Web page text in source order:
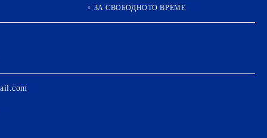
ЗА СВОБОДНОТО ВРЕМЕ